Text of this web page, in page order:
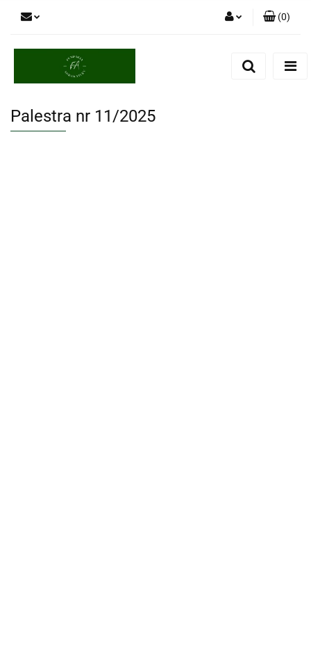
(0)
Palestra nr 11/2025